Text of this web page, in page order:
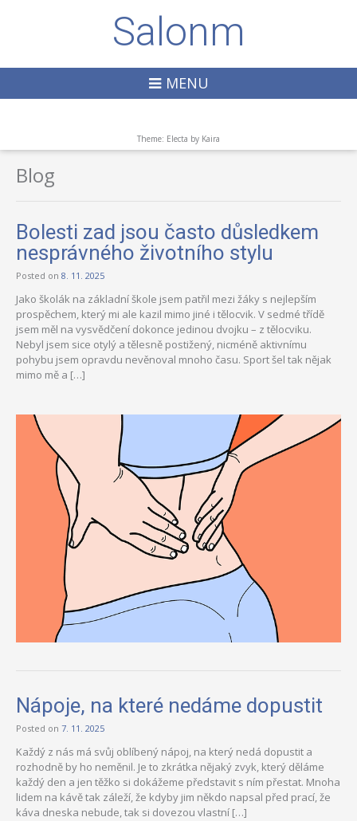
Salonm
MENU
Theme: Electa by Kaira
Blog
Bolesti zad jsou často důsledkem
nesprávného životního stylu
Posted on 8. 11. 2025
Jako školák na základní škole jsem patřil mezi žáky s nejlepším
prospěchem, který mi ale kazil mimo jiné i tělocvik. V sedmé třídě
jsem měl na vysvědčení dokonce jedinou dvojku – z tělocviku.
Nebyl jsem sice otylý a tělesně postižený, nicméně aktivnímu
pohybu jsem opravdu nevěnoval mnoho času. Sport šel tak nějak
mimo mě a […]
Nápoje, na které nedáme dopustit
Posted on 7. 11. 2025
Každý z nás má svůj oblíbený nápoj, na který nedá dopustit a
rozhodně by ho neměnil. Je to zkrátka nějaký zvyk, který děláme
každý den a jen těžko si dokážeme představit s ním přestat. Mnoha
lidem na kávě tak záleží, že kdyby jim někdo napsal před prací, že
káva dneska nebude, tak si dovezou vlastní […]